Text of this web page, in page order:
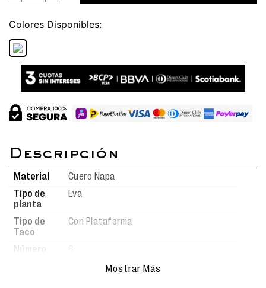
Colores
Material
Cuero Napa
Tipo de
planta
Eva
Tipo de
Taco
Con Plataforma
Número
Mostrar Más